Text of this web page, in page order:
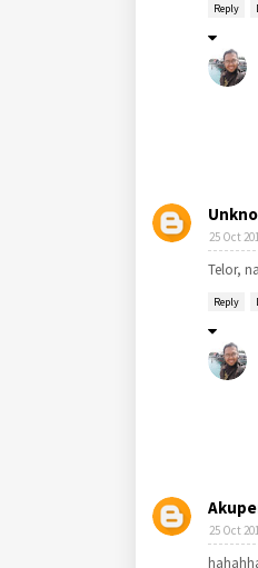
Reply
25 Oct
Telor,
Reply
25 Oct